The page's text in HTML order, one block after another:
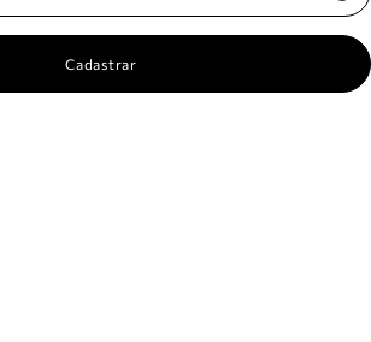
Cadastrar